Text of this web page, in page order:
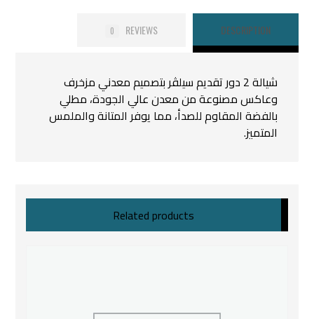
DESCRIPTION
REVIEWS
0
شيالة 2 دور تقديم سيلڤر بتصميم معدني مزخرف
وعاكس مصنوعة من معدن عالي الجودة، مطلي
بالفضة المقاوم للصدأ، مما يوفر المتانة والملمس
المتميز.
Related products